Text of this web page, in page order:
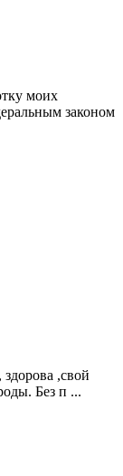
моих
законом
,свой
Без п ...